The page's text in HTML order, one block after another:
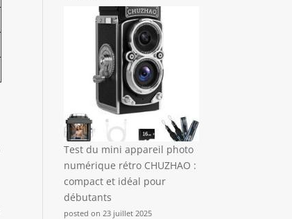
Test du mini appareil photo
numérique rétro CHUZHAO :
compact et idéal pour
débutants
posted on 23 juillet 2025